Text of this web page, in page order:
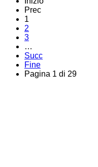
Prec
1
2
3
…
Succ
Fine
Pagina 1 di 29